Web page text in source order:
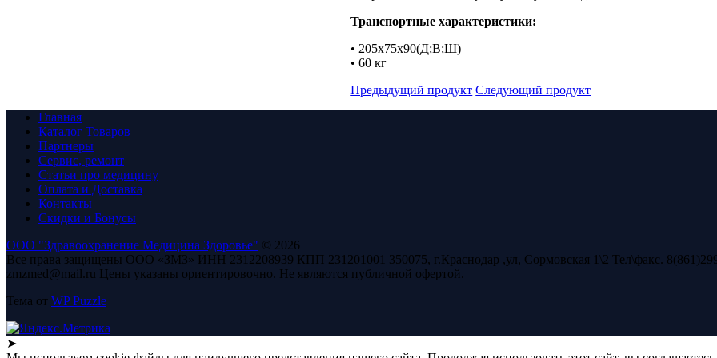
Транспортные характеристики:
• 205х75х90(Д;В;Ш)
• 60 кг
Предыдущий продукт Следующий продукт
Главная
Каталог Товаров
Партнеры
Сервис, ремонт
Статьи про медицину
Оплата и Доставка
Контакты
Скидки и Бонусы
ООО "Здравоохранение Медицина Здоровье" © 2026
Все права защищены ООО «ЗМЗ» ИНН 2312208939 КПП 231201001 350075, г.Краснодар ,ул, Сормовская 1\2 Тел\факс.
zmzmed@mail.ru Цены указаны ориентировочно. Не являются публичной офертой.
Тема от WP Puzzle
➤